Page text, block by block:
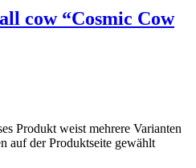
cow “Cosmic Cow
Produkt weist mehrere Varianten
auf der Produktseite gewählt